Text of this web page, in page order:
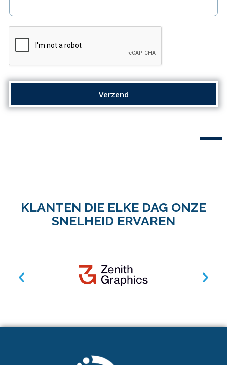
Verzend
KLANTEN DIE ELKE DAG ONZE
SNELHEID ERVAREN